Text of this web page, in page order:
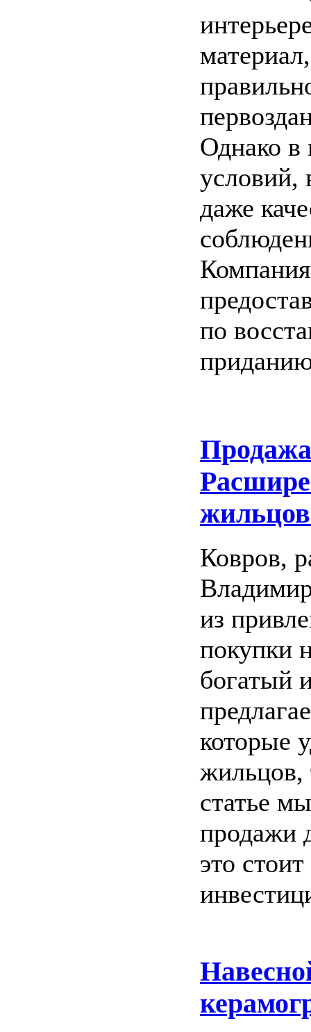
Однако в
условий,
даже
по
Ковров,
из
покупки
богатый
которые
жильцов,
статье
продажи
это